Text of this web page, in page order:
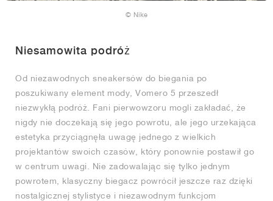
© Nike
Niesamowita podróż
Od niezawodnych sneakersów do biegania po
poszukiwany element mody, Vomero 5 przeszedł
niezwykłą podróż. Fani pierwowzoru mogli zakładać, że
nigdy nie doczekają się jego powrotu, ale jego urzekająca
estetyka przyciągnęła uwagę jednego z wielkich
projektantów swoich czasów, który ponownie postawił go
w centrum uwagi. Nie zadowalając się tylko jednym
powrotem, klasyczny biegacz powrócił jeszcze raz dzięki
nostalgicznej stylistyce i niezawodnym funkcjom